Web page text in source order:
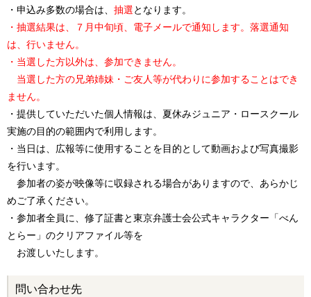
・申込み多数の場合は、 抽選となります。
・抽選結果は、７月中旬頃、電子メールで通知します。落選通知
は、行いません。
・当選した方以外は、参加できません。
当選した方の兄弟姉妹・ご友人等が代わりに参加することはでき
ません。
・提供していただいた個人情報は、夏休みジュニア・ロースクール
実施の目的の範囲内で利用します。
・当日は、広報等に使用することを目的として動画および写真撮影
を行います。
参加者の姿が映像等に収録される場合がありますので、あらかじ
めご了承ください。
・参加者全員に、修了証書と東京弁護士会公式キャラクター「べん
とらー」のクリアファイル等を
お渡しいたします。
問い合わせ先